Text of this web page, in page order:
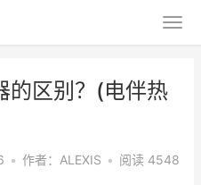
的区别？(电伴热
• 作者：ALEXIS • 阅读 4548